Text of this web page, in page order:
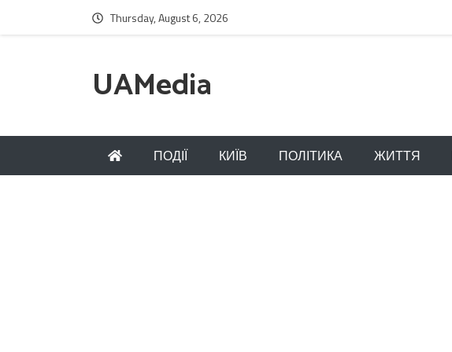
Thursday, August 6, 2026
UAMedia
ПОДІЇ КИЇВ ПОЛІТИКА ЖИТТЯ